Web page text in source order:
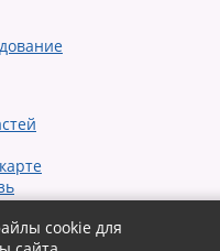
cookie для